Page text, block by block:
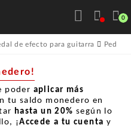
0
de efecto para guitarra
poder aplicar más
tu saldo monedero en
hasta un 20% según lo
¡Accede a tu cuenta y